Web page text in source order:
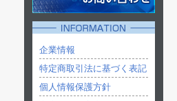
企業情報
特定商取引法に基づく表記
個人情報保護方針